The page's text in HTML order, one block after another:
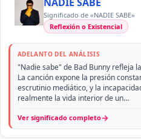
Significado de «NADIE SABE»
Reflexión o Existencial
ADELANTO DEL ANÁLISIS
"Nadie sabe" de Bad Bunny refleja
La canción expone la presión
escrutinio mediático, y la
realmente la vida interior de un…
Ver significado completo→